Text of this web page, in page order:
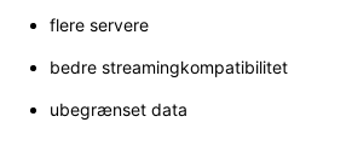
flere servere
bedre streamingkompatibilitet
ubegrænset data